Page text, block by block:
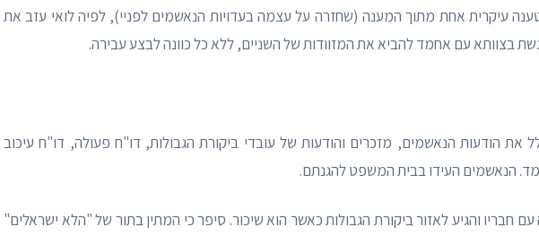
טענה עיקרית אחת מתוך המענה (שחזרה על עצמה בעדויות הנאשמים לפניי), לפיה לואי עזב את
בצוותא עם אחמד להביא את המזוודות של השניים, ללא כל כוונה לבצע עבירה.
את הודעות הנאשמים, מזכרים והודעות של עובדי ביקורת הגבולות, דו"ח פעולה, דו"ח עיכוב
הנאשמים העידו בבית המשפט להגנתם.
חבריו והגיע לאזור ביקורת הגבולות כאשר הוא שיכור. סיפר כי המתין בתור של "הלא ישראלים"